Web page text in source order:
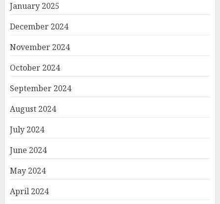
January 2025
December 2024
November 2024
October 2024
September 2024
August 2024
July 2024
June 2024
May 2024
April 2024